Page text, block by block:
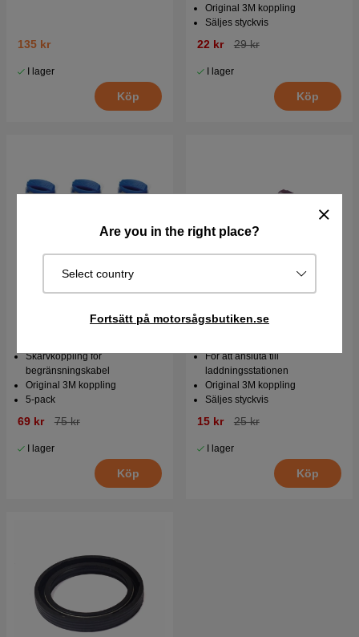
Are you in the right place?
Select country
Fortsätt på motorsågsbutiken.se
135 kr
I lager
Köp
Original 3M koppling
Säljes styckvis
22 kr 29 kr
I lager
Köp
Skarvkoppling för
begränsningskabel
Original 3M koppling
5-pack
69 kr 75 kr
I lager
Köp
Anslutningskontakt
För att ansluta till
laddningsstationen
Original 3M koppling
Säljes styckvis
15 kr 25 kr
I lager
Köp